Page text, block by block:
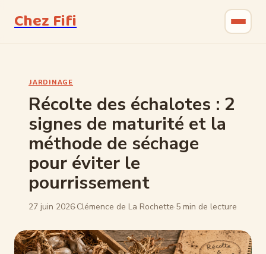
Chez Fifi
Bricolage
Jardinage
Maison & Déco
JARDINAGE
Récolte des échalotes : 2
signes de maturité et la
méthode de séchage
pour éviter le
pourrissement
27 juin 2026·Clémence de La Rochette·5 min de lecture